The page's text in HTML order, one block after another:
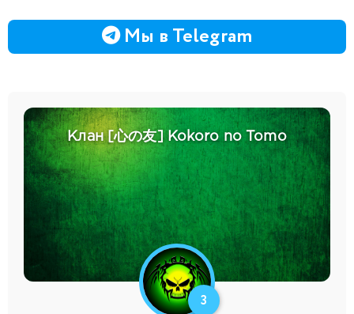
Мы в Telegram
Клан [心の友] Kokoro no Tomo
3